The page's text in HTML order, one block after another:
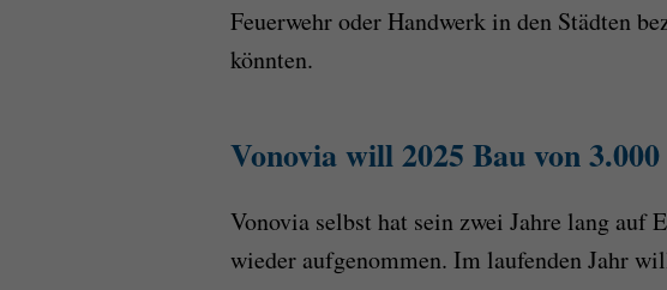
Feuerwehr oder Handwerk in den Städten
könnten.
Vonovia will 2025 Bau von
Vonovia selbst hat sein zwei Jahre lang auf
wieder aufgenommen. Im laufenden Jahr